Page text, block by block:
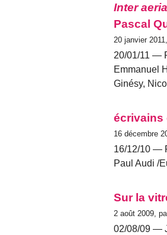
Inter
Pascal
20 janvier
20/01/11 —
Emmanuel
Ginésy,
écrivains
16 décembre
16/12/10 —
Paul Audi /
Sur la
2 août 2009,
02/08/09 —